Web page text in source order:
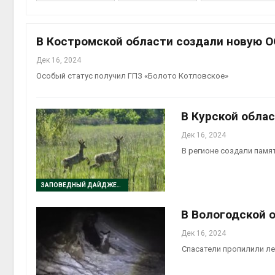
В Костромской области создали новую
Дек 16, 2024
Особый статус получил ГПЗ «Болото Котловское»
ЗАПОВЕДНЫЙ ДАЙДЖЕСТ
В Курской
Дек 16, 2024
В регионе создали
В Вологодской
Дек 16, 2024
Спасатели пропилили
Авг 6,